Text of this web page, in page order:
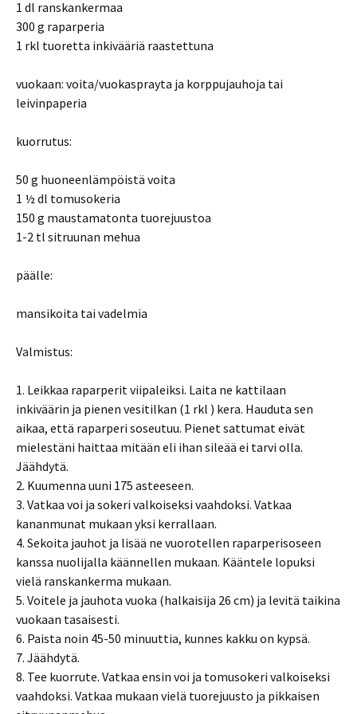
1 dl ranskankermaa
300 g raparperia
1 rkl tuoretta inkivääriä raastettuna
vuokaan: voita/vuokasprayta ja korppujauhoja tai
leivinpaperia
kuorrutus:
50 g huoneenlämpöistä voita
1 ½ dl tomusokeria
150 g maustamatonta tuorejuustoa
1-2 tl sitruunan mehua
päälle:
mansikoita tai vadelmia
Valmistus:
1. Leikkaa raparperit viipaleiksi. Laita ne kattilaan
inkiväärin ja pienen vesitilkan (1 rkl ) kera. Hauduta sen
aikaa, että raparperi soseutuu. Pienet sattumat eivät
mielestäni haittaa mitään eli ihan sileää ei tarvi olla.
Jäähdytä.
2. Kuumenna uuni 175 asteeseen.
3. Vatkaa voi ja sokeri valkoiseksi vaahdoksi. Vatkaa
kananmunat mukaan yksi kerrallaan.
4. Sekoita jauhot ja lisää ne vuorotellen raparperisoseen
kanssa nuolijalla käännellen mukaan. Kääntele lopuksi
vielä ranskankerma mukaan.
5. Voitele ja jauhota vuoka (halkaisija 26 cm) ja levitä taikina
vuokaan tasaisesti.
6. Paista noin 45-50 minuuttia, kunnes kakku on kypsä.
7. Jäähdytä.
8. Tee kuorrute. Vatkaa ensin voi ja tomusokeri valkoiseksi
vaahdoksi. Vatkaa mukaan vielä tuorejuusto ja pikkaisen